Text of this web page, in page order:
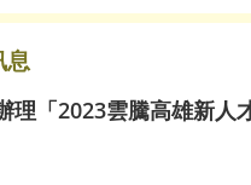
息
理「2023雲騰高雄新人